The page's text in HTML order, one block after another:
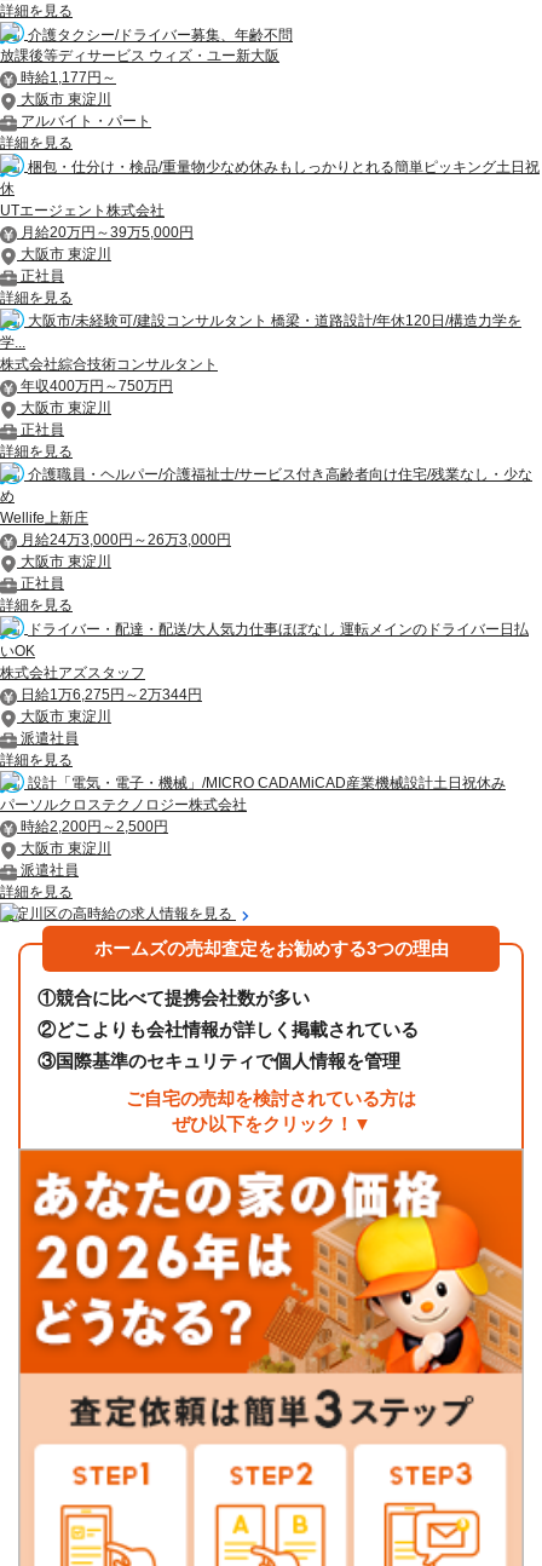
詳細を見る
介護タクシー/ドライバー募集、年齢不問
放課後等ディサービス ウィズ・ユー新大阪
時給1,177円～
大阪市 東淀川
アルバイト・パート
詳細を見る
梱包・仕分け・検品/重量物少なめ休みもしっかりとれる簡単ピッキング土日祝
休
UTエージェント株式会社
月給20万円～39万5,000円
大阪市 東淀川
正社員
詳細を見る
大阪市/未経験可/建設コンサルタント 橋梁・道路設計/年休120日/構造力学を
学...
株式会社綜合技術コンサルタント
年収400万円～750万円
大阪市 東淀川
正社員
詳細を見る
介護職員・ヘルパー/介護福祉士/サービス付き高齢者向け住宅/残業なし・少な
め
Wellife上新庄
月給24万3,000円～26万3,000円
大阪市 東淀川
正社員
詳細を見る
ドライバー・配達・配送/大人気力仕事ほぼなし 運転メインのドライバー日払
いOK
株式会社アズスタッフ
日給1万6,275円～2万344円
大阪市 東淀川
派遣社員
詳細を見る
設計「電気・電子・機械」/MICRO CADAMiCAD産業機械設計土日祝休み
パーソルクロステクノロジー株式会社
時給2,200円～2,500円
大阪市 東淀川
派遣社員
詳細を見る
東淀川区の高時給の求人情報を見る
ホームズの売却査定をお勧めする3つの理由
①競合に比べて提携会社数が多い
②どこよりも会社情報が詳しく掲載されている
③国際基準のセキュリティで個人情報を管理
ご自宅の売却を検討されている方は
ぜひ以下をクリック！▼